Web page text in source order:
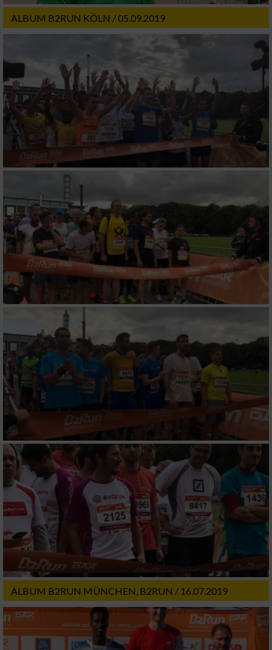
ALBUM B2RUN KÖLN / 05.09.2019
ALBUM B2RUN MÜNCHEN, B2RUN / 16.07.2019